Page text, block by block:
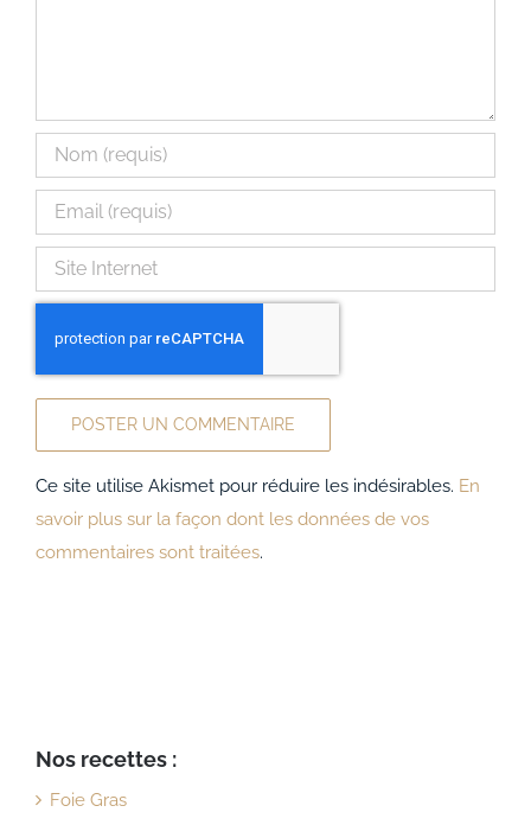
Ce site utilise Akismet pour réduire les indésirables. En
savoir plus sur la façon dont les données de vos
commentaires sont traitées.
Nos recettes :
Foie Gras